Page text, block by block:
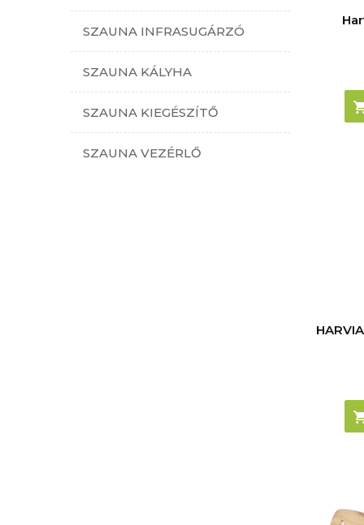
SZAUNA INFRASUGÁRZÓ
SZAUNA KÁLYHA
SZAUNA KIEGÉSZÍTŐ
SZAUNA VEZÉRLŐ